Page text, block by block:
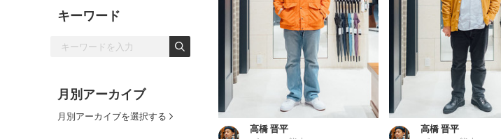
キーワード
月別アーカイブ
月別アーカイブを選択する
高橋 晋平 高橋 晋平